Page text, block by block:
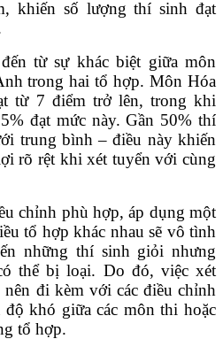
khiến số lượng thí sinh đạt
từ sự khác biệt giữa môn
trong hai tổ hợp. Môn Hóa
từ 7 điểm trở lên, trong khi
đạt mức này. Gần 50% thí
trung bình – điều này khiến
rõ rệt khi xét tuyển với cùng
chỉnh phù hợp, áp dụng một
tổ hợp khác nhau sẽ vô tình
những thí sinh giỏi nhưng
thể bị loại. Do đó, việc xét
đi kèm với các điều chỉnh
khó giữa các môn thi hoặc
tổ hợp.